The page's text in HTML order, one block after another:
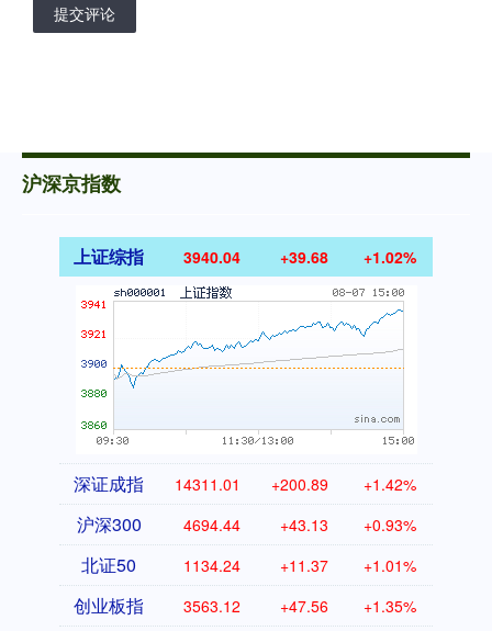
提交评论
沪深京指数
上证综指 3940.04 +39.68 +1.02%
深证成指 14311.01 +200.89 +1.42%
沪深300 4694.44 +43.13 +0.93%
北证50 1134.24 +11.37 +1.01%
创业板指 3563.12 +47.56 +1.35%